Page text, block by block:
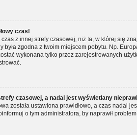
czas!
z innej strefy czasowej, niż ta, w której się
była zgodna z twoim miejscem pobytu. Np.
wykonana tylko przez zarejestrowanych
czasowej, a nadal jest wyświetlany
została ustawiona prawidłowo, a czas nadal
o tym administratora, by naprawił problem.